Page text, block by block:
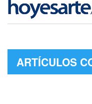
ARTÍCULOS